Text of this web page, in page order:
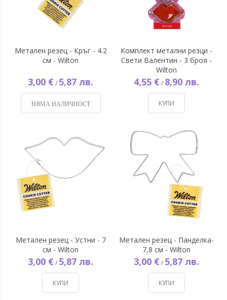
Метален резец - Кръг - 4.2
см - Wilton
3,00 € / 5,87 лв.
НЯМА НАЛИЧНОСТ
Комплект метални резци -
Свети Валентин - 3 броя -
Wilton
4,55 € / 8,90 лв.
КУПИ
Метален резец - Устни - 7
см - Wilton
3,00 € / 5,87 лв.
КУПИ
Метален резец - Панделка-
7,8 см - Wilton
3,00 € / 5,87 лв.
КУПИ